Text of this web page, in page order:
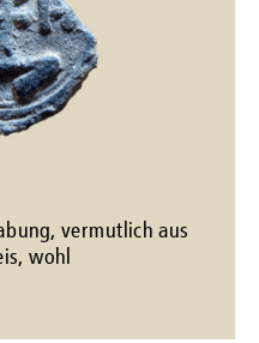
vermutlich aus
wohl